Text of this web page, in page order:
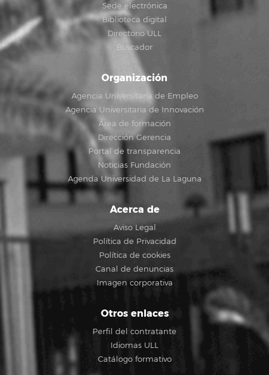
Sede electrónica
Biblioteca digital
Directorio ULL
Buscador
Organización
Agencia Universitaria de Empleo
Agencia Universitaria de Innovación
Área de formación
Dirección Gerencia
Portal de transparencia
Noticias Fundación
Agenda Universidad de La Laguna
Acerca de
Aviso Legal
Política de Privacidad
Política de cookies
Canal de denuncias
Imagen corporativa
Otros enlaces
Perfil del contratante
Idiomas ULL
Catálogo formativo